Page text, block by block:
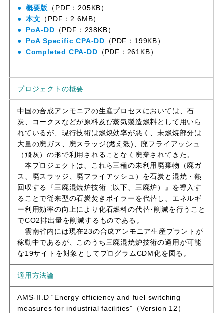
概要版
（PDF：205KB）
本文 （PDF：2.6MB）
PoA-DD （PDF：238KB）
PoA Specific CPA-DD （PDF：199KB）
Completed CPA-DD （PDF：261KB）
プロジェクトの概要
中国の合成アンモニアの生産プロセスにおいては、石
炭、コークスなどが原料及び蒸気製造燃料として用いら
れているが、現行技術は燃焼効率が悪く、未燃焼部分は
大量の廃ガス、廃スラッジ(燃え殻)、廃フライアッシュ
（飛灰）の形で利用されることなく廃棄されてきた。
本プロジェクトは、これら三種の未利用廃棄物（廃ガ
ス、廃スラッジ、廃フライアッシュ）を石炭と混焼・熱
回収する『三廃混焼炉技術（以下、三廃炉）』を導入す
ることで従来型の石炭焚きボイラーを代替し、エネルギ
ー利用効率の向上により化石燃料の代替･削減を行うこと
でCO2排出量を削減するものである。
雲南省内には現在23の合成アンモニア生産プラントが
稼動中であるが、このうち三廃混焼炉技術の適用が可能
な19サイトを対象としてプログラムCDM化を図る。
適用方法論
AMS-II.D “Energy efficiency and fuel switching
measures for industrial facilities”（Version 12）